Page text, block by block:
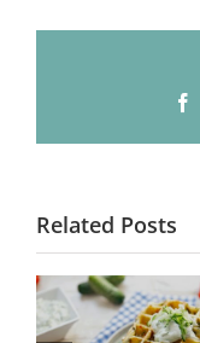
Related Posts